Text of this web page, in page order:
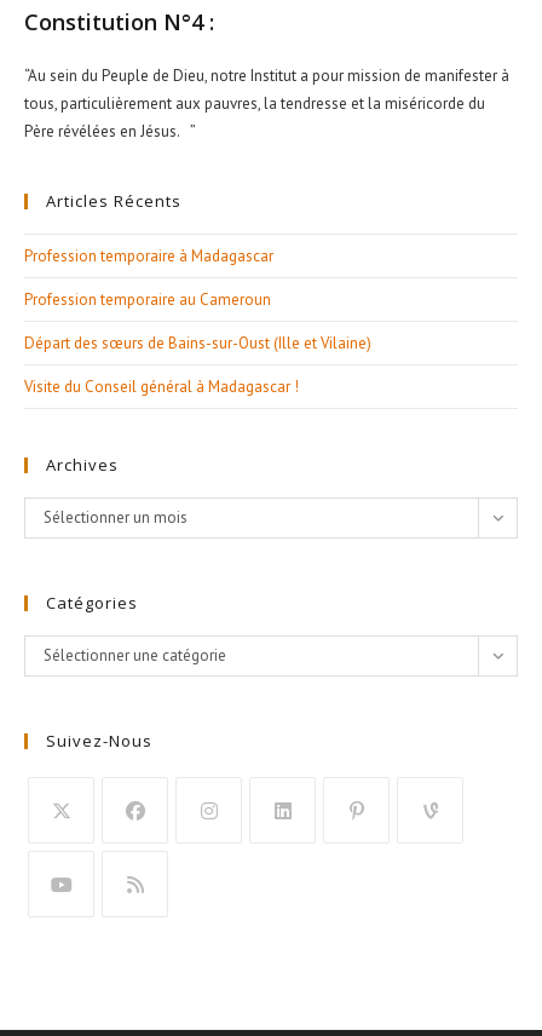
Constitution N°4 :
“Au sein du Peuple de Dieu, notre Institut a pour mission de manifester à
tous, particulièrement aux pauvres, la tendresse et la miséricorde du
Père révélées en Jésus. ”
Articles Récents
Profession temporaire à Madagascar
Profession temporaire au Cameroun
Départ des sœurs de Bains-sur-Oust (Ille et Vilaine)
Visite du Conseil général à Madagascar !
Archives
Archives
Sélectionner un mois
Catégories
Catégories
Sélectionner une catégorie
Suivez-Nous